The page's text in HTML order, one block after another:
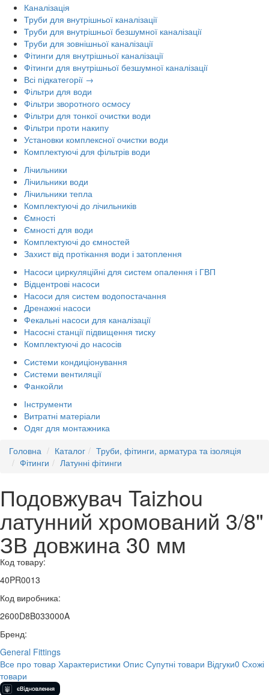
Каналізація
Труби для внутрішньої каналізації
Труби для внутрішньої безшумної каналізації
Труби для зовнішньої каналізації
Фітинги для внутрішньої каналізації
Фітинги для внутрішньої безшумної каналізації
Всі підкатегорії →
Фільтри для води
Фільтри зворотного осмосу
Фільтри для тонкої очистки води
Фільтри проти накипу
Установки комплексної очистки води
Комплектуючі для фільтрів води
Лічильники
Лічильники води
Лічильники тепла
Комплектуючі до лічильників
Ємності
Ємності для води
Комплектуючі до ємностей
Захист від протікання води і затоплення
Насоси циркуляційні для систем опалення і ГВП
Відцентрові насоси
Насоси для систем водопостачання
Дренажні насоси
Фекальні насоси для каналізації
Насосні станції підвищення тиску
Комплектуючі до насосів
Системи кондиціонування
Системи вентиляції
Фанкойли
Інструменти
Витратні матеріали
Одяг для монтажника
Головна
Каталог
Труби, фітинги, арматура та ізоляція
Фітинги
Латунні фітинги
Подовжувач Taizhou
латунний хромований 3/8"
ЗВ довжина 30 мм
Код товару:
40PR0013
Код виробника:
2600D8B033000A
Бренд:
General Fittings
Все про товар Характеристики Опис Супутні товари Відгуки0 Схожі
товари